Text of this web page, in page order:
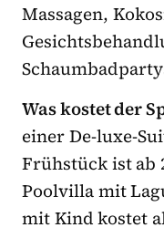
Massagen,
Was kostet der
einer De-luxe-
Frühstück ist ab
Poolvilla mit
mit Kind kostet